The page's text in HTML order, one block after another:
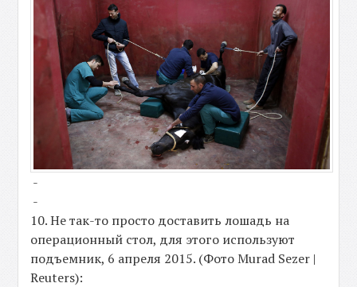
-
-
10. Не так-то просто доставить лошадь на
операционный стол, для этого используют
подъемник, 6 апреля 2015. (Фото Murad Sezer |
Reuters):